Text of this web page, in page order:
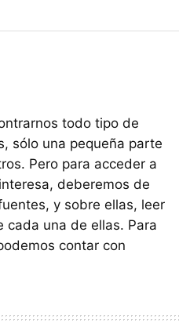
todo tipo de
sólo una pequeña parte
Pero para acceder a
deberemos de
y sobre ellas, leer
cada una de ellas. Para
contar con